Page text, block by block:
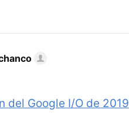
del Google I/O de 2019